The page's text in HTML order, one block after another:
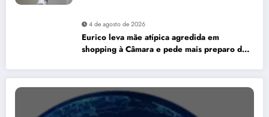
4 de agosto de 2026
Eurico leva mãe atípica agredida em
shopping à Câmara e pede mais preparo dos